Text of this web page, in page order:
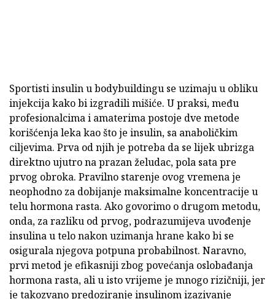
Sportisti insulin u bodybuildingu se uzimaju u obliku
injekcija kako bi izgradili mišiće. U praksi, među
profesionalcima i amaterima postoje dve metode
korišćenja leka kao što je insulin, sa anaboličkim
ciljevima. Prva od njih je potreba da se lijek ubrizga
direktno ujutro na prazan želudac, pola sata pre
prvog obroka. Pravilno starenje ovog vremena je
neophodno za dobijanje maksimalne koncentracije u
telu hormona rasta. Ako govorimo o drugom metodu,
onda, za razliku od prvog, podrazumijeva uvođenje
insulina u telo nakon uzimanja hrane kako bi se
osigurala njegova potpuna probabilnost. Naravno,
prvi metod je efikasniji zbog povećanja oslobađanja
hormona rasta, ali u isto vrijeme je mnogo rizičniji, jer
je takozvano predoziranje insulinom izazivanje